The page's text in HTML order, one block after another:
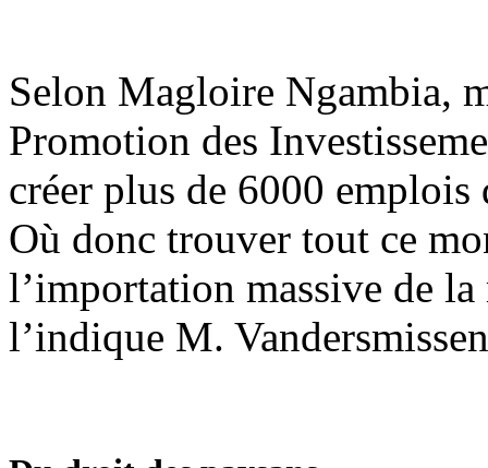
Selon Magloire Ngambia,
Promotion des
créer plus de 6000
Où donc trouver tout ce
l’importation massive de
l’indique M.